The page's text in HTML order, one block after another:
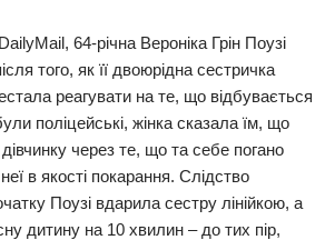
64-річна Вероніка Грін Поузі
того, як її двоюрідна сестричка
реагувати на те, що відбувається
поліцейські, жінка сказала їм, що
через те, що та себе погано
в якості покарання. Слідство
Поузі вдарила сестру лінійкою, а
дитину на 10 хвилин – до тих пір,